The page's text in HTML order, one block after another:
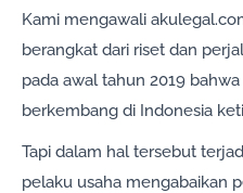
Kami mengawali
berangkat dari riset dan
pada awal tahun 2019
berkembang di Indonesia
Tapi dalam hal tersebut
pelaku usaha mengabaikan